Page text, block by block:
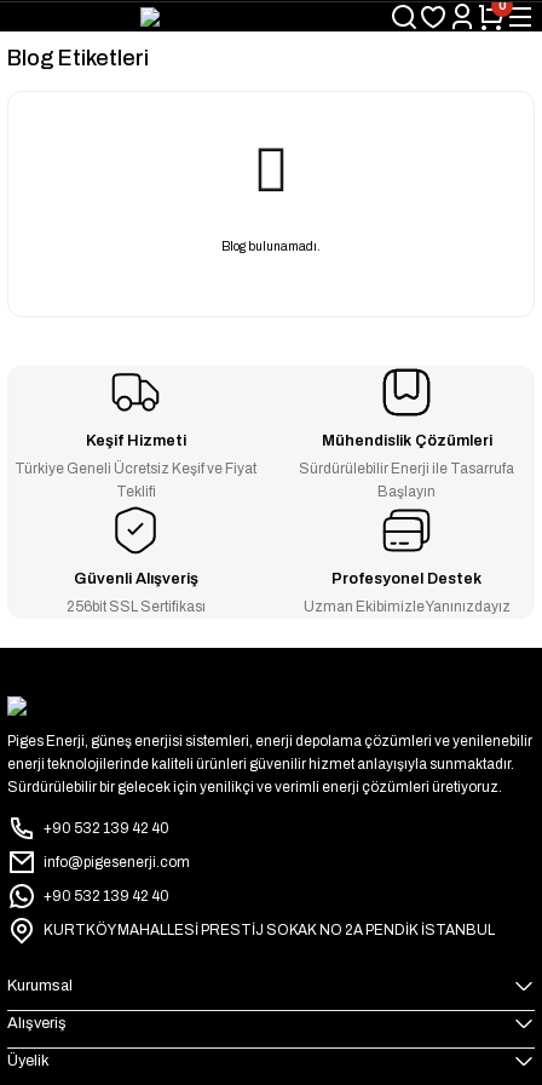
0
Blog Etiketleri
Blog bulunamadı.
Keşif Hizmeti
Türkiye Geneli Ücretsiz Keşif ve Fiyat
Teklifi
Mühendislik Çözümleri
Sürdürülebilir Enerji ile Tasarrufa
Başlayın
Güvenli Alışveriş
256bit SSL Sertifikası
Profesyonel Destek
Uzman Ekibimizle Yanınızdayız
Piges Enerji, güneş enerjisi sistemleri, enerji depolama çözümleri ve yenilenebilir
enerji teknolojilerinde kaliteli ürünleri güvenilir hizmet anlayışıyla sunmaktadır.
Sürdürülebilir bir gelecek için yenilikçi ve verimli enerji çözümleri üretiyoruz.
+90 532 139 42 40
info@pigesenerji.com
+90 532 139 42 40
KURTKÖY MAHALLESİ PRESTİJ SOKAK NO 2A PENDİK İSTANBUL
Kurumsal
Alışveriş
Üyelik